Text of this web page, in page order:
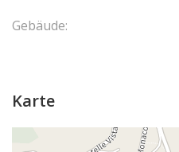
Gebäude:
Karte